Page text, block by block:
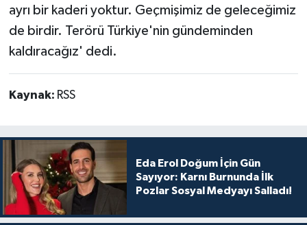
ayrı bir kaderi yoktur. Geçmişimiz de geleceğimiz
de birdir. Terörü Türkiye'nin gündeminden
kaldıracağız' dedi.
Kaynak: RSS
Eda Erol Doğum İçin Gün
Sayıyor: Karnı Burnunda İlk
Pozlar Sosyal Medyayı Salladı!